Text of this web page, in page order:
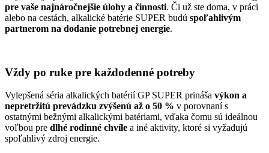
pre vaše najnáročnejšie úlohy a činnosti. Či už ste doma, v práci
alebo na cestách, alkalické batérie SUPER budú spoľahlivým
partnerom na dodanie potrebnej energie.
Vždy po ruke pre každodenné potreby
Vylepšená séria alkalických batérií GP SUPER prináša výkon a
nepretržitú prevádzku zvýšenú až o 50 % v porovnaní s
ostatnými bežnými alkalickými batériami, vďaka čomu sú ideálnou
voľbou pre dlhé rodinné chvíle a iné aktivity, ktoré si vyžadujú
spoľahlivý zdroj energie.